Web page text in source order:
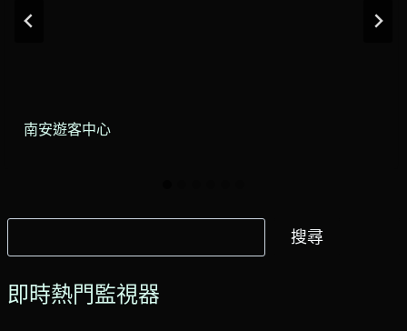
南安遊客中心
尋
搜尋
即時熱門監視器